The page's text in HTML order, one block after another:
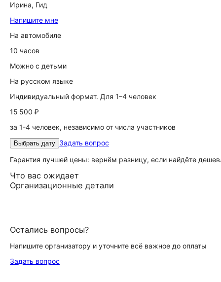
Ирина, Гид
Напишите мне
На автомобиле
10 часов
Можно с детьми
На русском языке
Индивидуальный формат. Для 1–4 человек
15 500 ₽
за 1-4 человек, независимо от числа участников
Выбрать дату Задать вопрос
Гарантия лучшей цены: вернём разницу, если найдёте
Что вас ожидает
Организационные детали
Остались вопросы?
Напишите организатору и уточните всё важное до оплаты
Задать вопрос